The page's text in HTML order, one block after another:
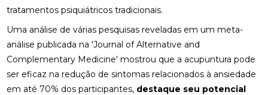
tratamentos psiquiátricos tradicionais.
Uma análise de várias pesquisas reveladas em um meta-
análise publicada na 'Journal of Alternative and
Complementary Medicine' mostrou que a acupuntura pode
ser eficaz na redução de sintomas relacionados à ansiedade
em até 70% dos participantes, destaque seu potencial
FISIOTERAPIA NA LABIRINTITE: COMO O
TRATAMENTO PODE MELHORAR SEU EQUILÍBRIO E
QUALIDADE DE VIDA
FISIOTERAPIA NA LABIRINTITE: DICAS PARA ALIVIAR
SINTOMAS